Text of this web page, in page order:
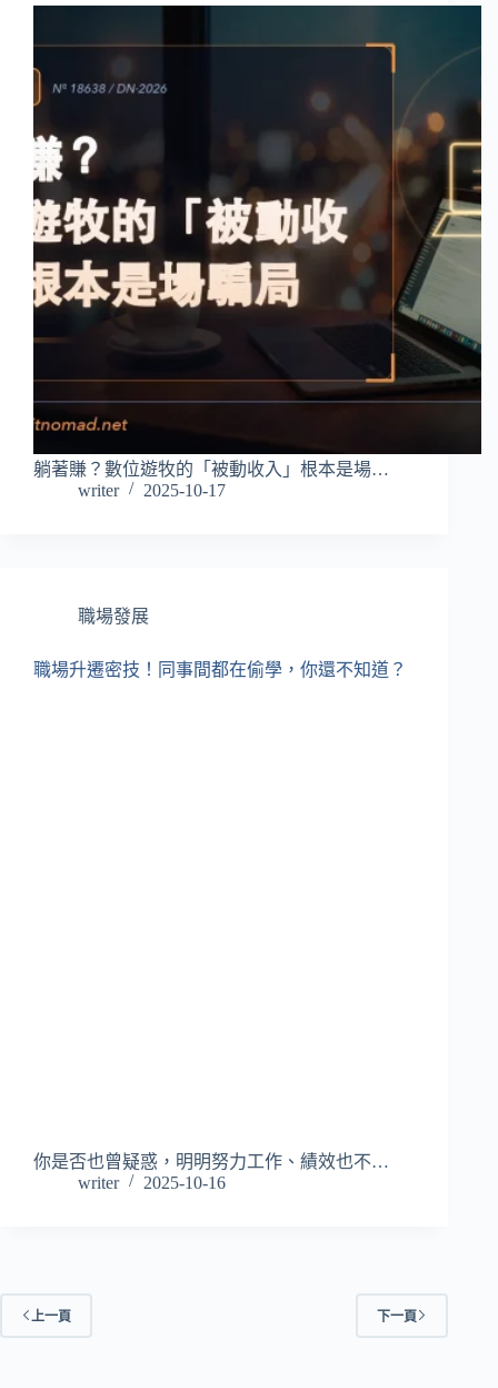
躺著賺？數位遊牧的「被動收入」根本是場…
writer
2025-10-17
職場發展
職場升遷密技！同事間都在偷學，你還不知道？
你是否也曾疑惑，明明努力工作、績效也不…
writer
2025-10-16
上一頁 下一頁